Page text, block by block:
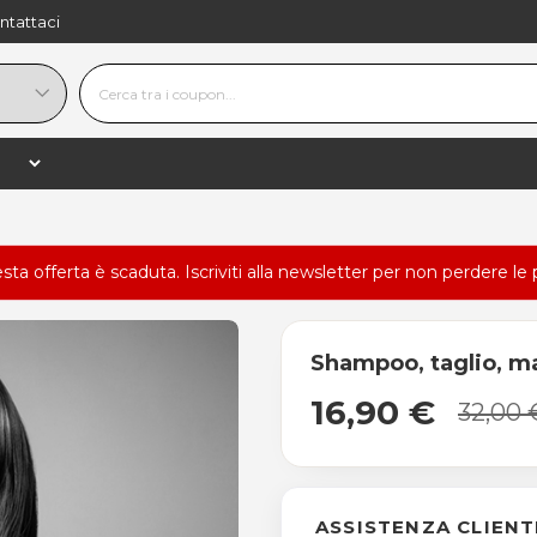
offerta è scaduta. Iscriviti alla newsletter per non perdere le
Shampoo, taglio,
16,90 € 32,00
ASSISTENZA